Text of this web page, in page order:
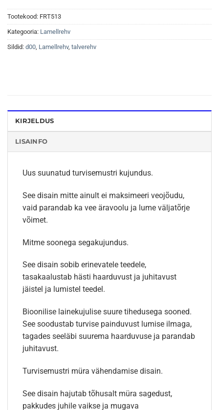
Tootekood: FRT513
Kategooria: Lamellrehv
Sildid: d00, Lamellrehv, talverehv
KIRJELDUS
LISAINFO
Uus suunatud turvisemustri kujundus.
See disain mitte ainult ei maksimeeri veojõudu,
vaid parandab ka vee äravoolu ja lume väljatõrje
võimet.
Mitme soonega segakujundus.
See disain sobib erinevatele teedele,
tasakaalustab hästi haarduvust ja juhitavust
jäistel ja lumistel teedel.
Bioonilise lainekujulise suure tihedusega sooned.
See soodustab turvise painduvust lumise ilmaga,
tagades seeläbi suurema haarduvuse ja parandab
juhitavust.
Turvisemustri müra vähendamise disain.
See disain hajutab tõhusalt müra sagedust,
pakkudes juhile vaikse ja mugava